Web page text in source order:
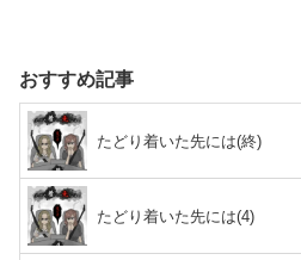
おすすめ記事
たどり着いた先には(終)
たどり着いた先には(4)